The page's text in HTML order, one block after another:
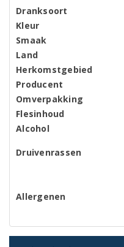
Dranksoort
Kleur
Smaak
Land
Herkomstgebied
Producent
Omverpakking
Flesinhoud
Alcohol
Druivenrassen
Allergenen